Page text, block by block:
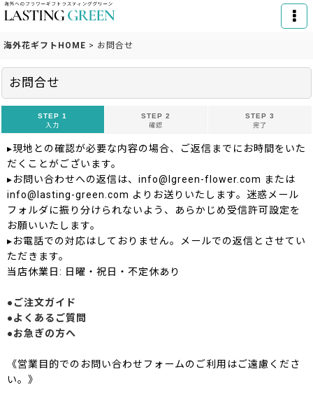
海外花ギフトHOME > お問合せ
お問合せ
STEP 1
入力
STEP 2
確認
STEP 3
完了
▸現地との確認が必要な内容の場合、ご返信までにお時間をいた
だくことがございます。
▸お問い合わせへの返信は、info@lgreen-flower.com または
info@lasting-green.com よりお送りいたします。迷惑メール
フォルダに振り分けられないよう、あらかじめ受信許可設定を
お願いいたします。
▸お電話での対応はしておりません。メールでの返信とさせてい
ただきます。
当店休業日: 日曜・祝日・不定休あり
●ご注文ガイド
●よくあるご質問
●お急ぎの方へ
《営業目的でのお問い合わせフォームのご利用はご遠慮くださ
い。》